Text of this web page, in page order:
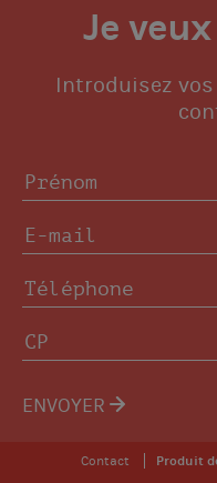
Je
Introduisez
ENVOYER
Contact Produit